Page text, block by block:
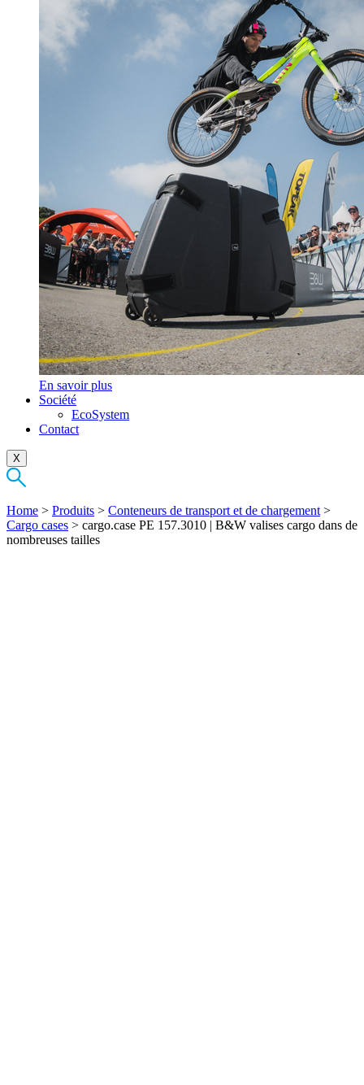
En savoir plus
Société
EcoSystem
Contact
X
Home > Produits > Conteneurs de transport et de chargement >
Cargo cases > cargo.case PE 157.3010 | B&W valises cargo dans de
nombreuses tailles